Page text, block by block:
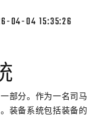
04-04 15:35:26
部分。作为一名司马
装备系统包括装备的